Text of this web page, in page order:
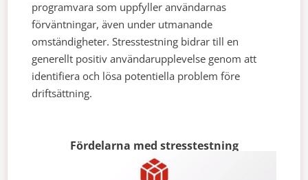
programvara som uppfyller användarnas
förväntningar, även under utmanande
omständigheter. Stresstestning bidrar till en
generellt positiv användarupplevelse genom att
identifiera och lösa potentiella problem före
driftsättning.
Fördelarna med stresstestning